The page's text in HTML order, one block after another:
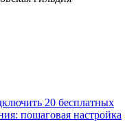
20 бесплатных
пошаговая настройка